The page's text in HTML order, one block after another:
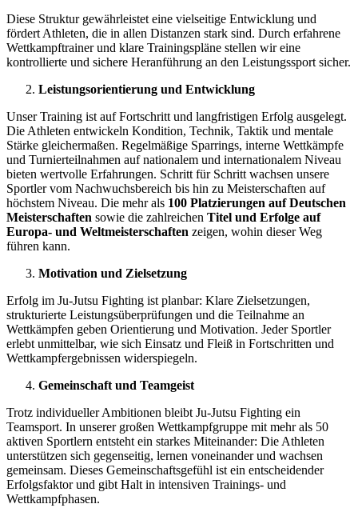
Diese Struktur gewährleistet eine vielseitige Entwicklung und
fördert Athleten, die in allen Distanzen stark sind. Durch erfahrene
Wettkampftrainer und klare Trainingspläne stellen wir eine
kontrollierte und sichere Heranführung an den Leistungssport sicher.
Leistungsorientierung und Entwicklung
Unser Training ist auf Fortschritt und langfristigen Erfolg ausgelegt.
Die Athleten entwickeln Kondition, Technik, Taktik und mentale
Stärke gleichermaßen. Regelmäßige Sparrings, interne Wettkämpfe
und Turnierteilnahmen auf nationalem und internationalem Niveau
bieten wertvolle Erfahrungen. Schritt für Schritt wachsen unsere
Sportler vom Nachwuchsbereich bis hin zu Meisterschaften auf
höchstem Niveau. Die mehr als 100 Platzierungen auf Deutschen
Meisterschaften sowie die zahlreichen Titel und Erfolge auf
Europa- und Weltmeisterschaften zeigen, wohin dieser Weg
führen kann.
Motivation und Zielsetzung
Erfolg im Ju-Jutsu Fighting ist planbar: Klare Zielsetzungen,
strukturierte Leistungsüberprüfungen und die Teilnahme an
Wettkämpfen geben Orientierung und Motivation. Jeder Sportler
erlebt unmittelbar, wie sich Einsatz und Fleiß in Fortschritten und
Wettkampfergebnissen widerspiegeln.
Gemeinschaft und Teamgeist
Trotz individueller Ambitionen bleibt Ju-Jutsu Fighting ein
Teamsport. In unserer großen Wettkampfgruppe mit mehr als 50
aktiven Sportlern entsteht ein starkes Miteinander: Die Athleten
unterstützen sich gegenseitig, lernen voneinander und wachsen
gemeinsam. Dieses Gemeinschaftsgefühl ist ein entscheidender
Erfolgsfaktor und gibt Halt in intensiven Trainings- und
Wettkampfphasen.